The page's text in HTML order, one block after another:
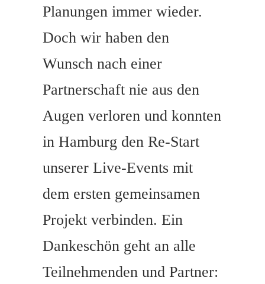
Planungen immer wieder.
Doch wir haben den
Wunsch nach einer
Partnerschaft nie aus den
Augen verloren und konnten
in Hamburg den Re-Start
unserer Live-Events mit
dem ersten gemeinsamen
Projekt verbinden. Ein
Dankeschön geht an alle
Teilnehmenden und Partner: